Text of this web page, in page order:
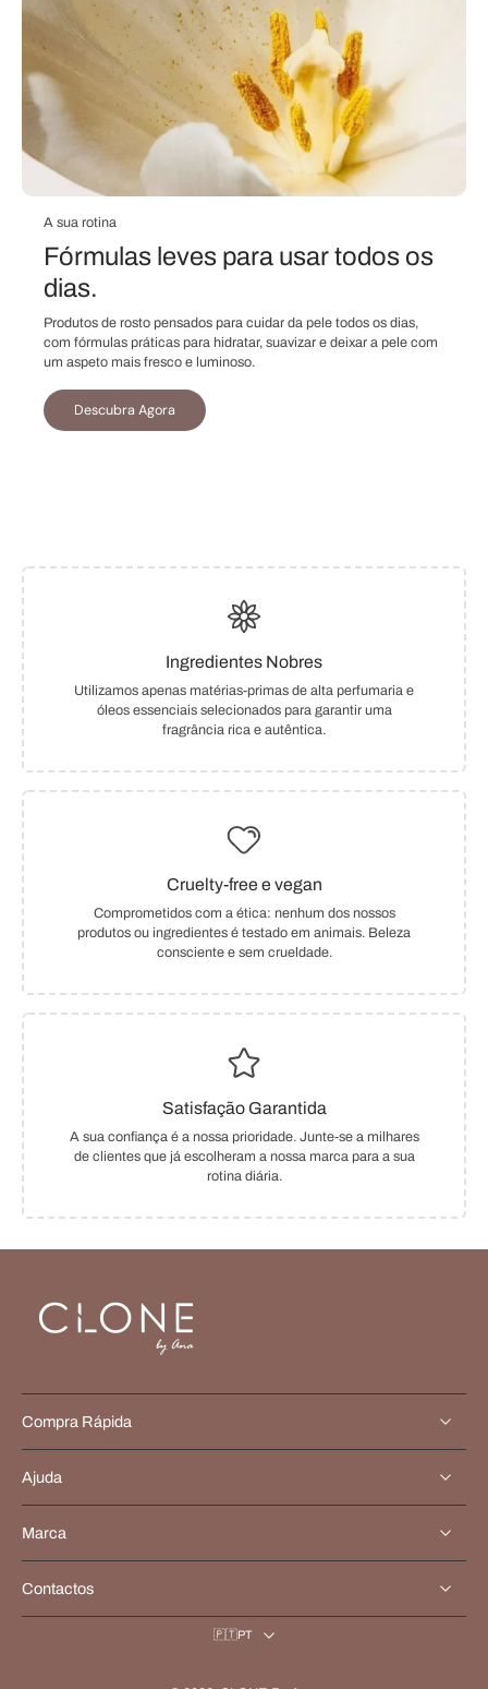
A sua rotina
Fórmulas leves para usar todos os
dias.
Produtos de rosto pensados para cuidar da pele todos os dias,
com fórmulas práticas para hidratar, suavizar e deixar a pele com
um aspeto mais fresco e luminoso.
Descubra Agora
Ingredientes Nobres
Utilizamos apenas matérias-primas de alta perfumaria e
óleos essenciais selecionados para garantir uma
fragrância rica e autêntica.
Cruelty-free e vegan
Comprometidos com a ética: nenhum dos nossos
produtos ou ingredientes é testado em animais. Beleza
consciente e sem crueldade.
Satisfação Garantida
A sua confiança é a nossa prioridade. Junte-se a milhares
de clientes que já escolheram a nossa marca para a sua
rotina diária.
Compra Rápida
Ajuda
Marca
Contactos
🇵🇹PT